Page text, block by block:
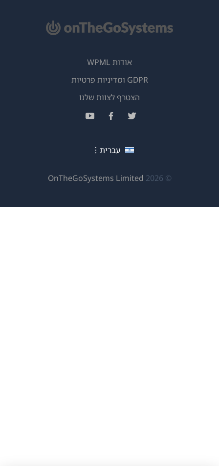
© 2026
OnTheGoSystems Limited
חדש)
עברית
אודות WPML
GDPR ומדיניות פרטיות
הצטרף לצוות שלנו(נפתח
(נפתח
(נפתח(נפתח